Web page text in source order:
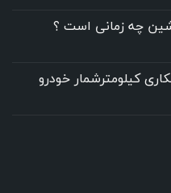
چه زمانی است ؟
کیلومترشمار خودرو